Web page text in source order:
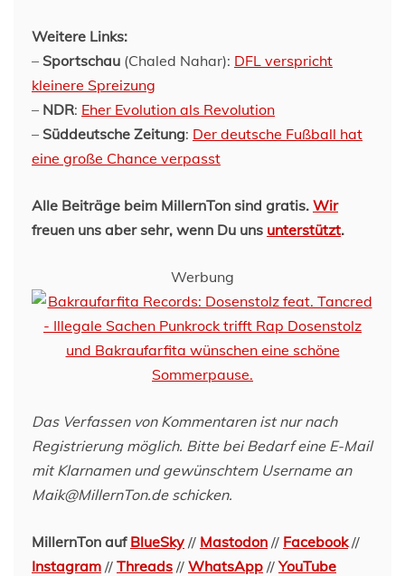
Weitere Links:
– Sportschau (Chaled Nahar): DFL verspricht
kleinere Spreizung
– NDR: Eher Evolution als Revolution
– Süddeutsche Zeitung: Der deutsche Fußball hat
eine große Chance verpasst
Alle Beiträge beim MillernTon sind gratis. Wir
freuen uns aber sehr, wenn Du uns unterstützt.
Werbung
Das Verfassen von Kommentaren ist nur nach
Registrierung möglich. Bitte bei Bedarf eine E-Mail
mit Klarnamen und gewünschtem Username an
Maik@MillernTon.de schicken.
MillernTon auf BlueSky // Mastodon // Facebook//
Instagram // Threads // WhatsApp //YouTube